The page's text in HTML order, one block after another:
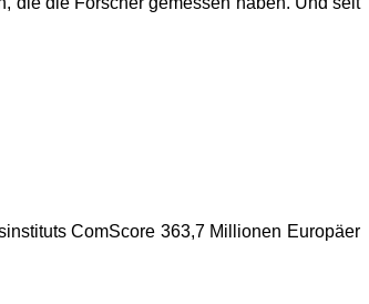
ComScore 363,7 Millionen Europäer